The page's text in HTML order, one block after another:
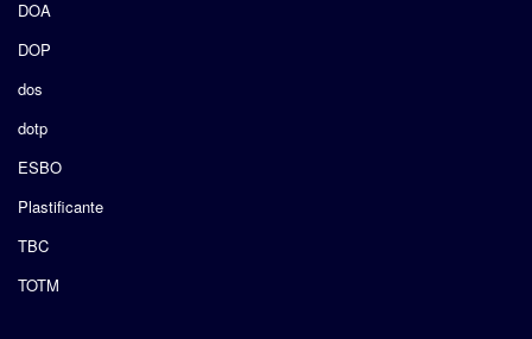
DOA
DOP
dos
dotp
ESBO
Plastificante
TBC
TOTM